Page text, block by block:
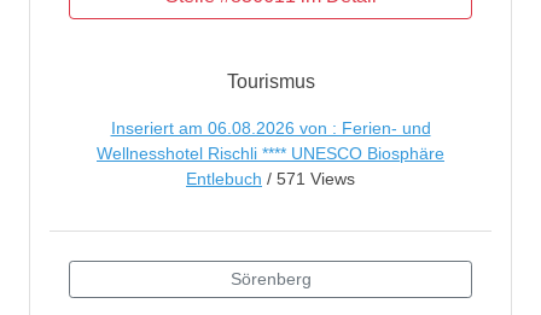
Tourismus
Inseriert am 06.08.2026 von : Ferien- und
Wellnesshotel Rischli **** UNESCO Biosphäre
Entlebuch / 571 Views